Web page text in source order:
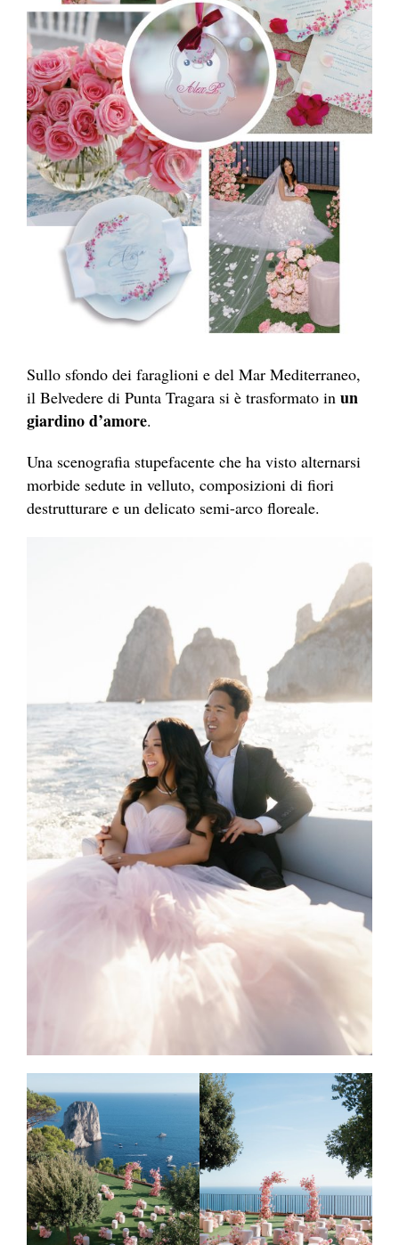
Sullo sfondo dei faraglioni e del Mar Mediterraneo,
il Belvedere di Punta Tragara si è trasformato in un
giardino d’amore.
Una scenografia stupefacente che ha visto alternarsi
morbide sedute in velluto, composizioni di fiori
destrutturare e un delicato semi-arco floreale.